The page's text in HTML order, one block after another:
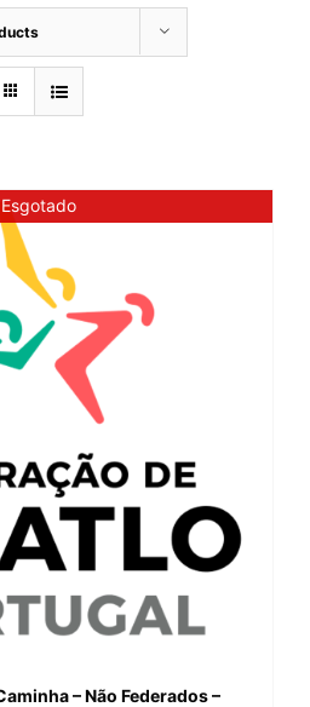
Esgotado
– Não Federados –